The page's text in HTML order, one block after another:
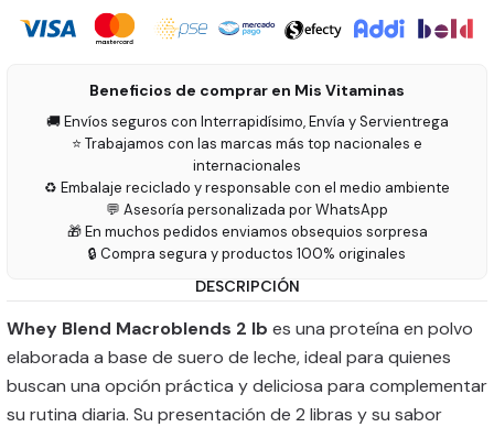
Beneficios de comprar en Mis Vitaminas
🚚 Envíos seguros con Interrapidísimo, Envía y Servientrega
⭐ Trabajamos con las marcas más top nacionales e
internacionales
♻️ Embalaje reciclado y responsable con el medio ambiente
💬 Asesoría personalizada por WhatsApp
🎁 En muchos pedidos enviamos obsequios sorpresa
🔒 Compra segura y productos 100% originales
DESCRIPCIÓN
Whey Blend Macroblends 2 lb es una proteína en polvo
elaborada a base de suero de leche, ideal para quienes
buscan una opción práctica y deliciosa para complementar
su rutina diaria. Su presentación de 2 libras y su sabor